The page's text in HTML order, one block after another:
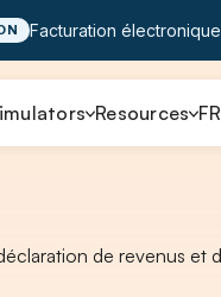
Facturation
Resources FR
de revenus et